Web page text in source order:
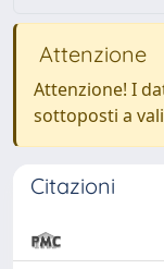
Attenzione
Attenzione! I
sottoposti a
Citazioni